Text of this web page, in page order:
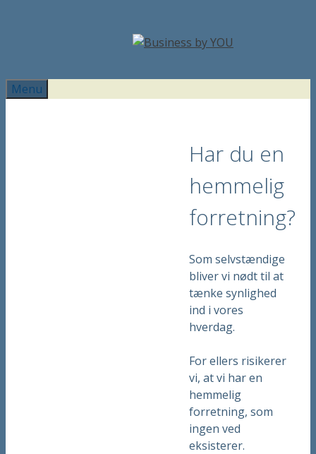
Menu
Har du en
hemmelig
forretning?
Som selvstændige
bliver vi nødt til at
tænke synlighed
ind i vores
hverdag.
For ellers risikerer
vi, at vi har en
hemmelig
forretning, som
ingen ved
eksisterer.